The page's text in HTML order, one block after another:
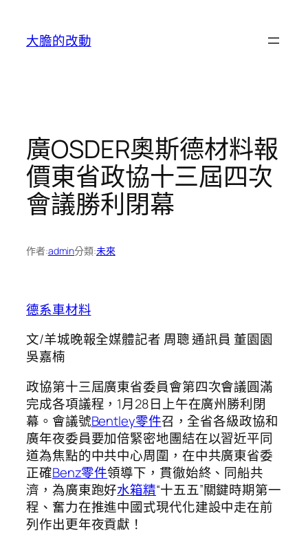
大膽的改動
廣OSDER奧斯德材料報
價東省政協十三屆四次
會議勝利閉幕
作者:admin分類:未來
德系車材料
文/羊城晚報全媒體記者 周聰 通訊員 董園園
吳嘉楠
政協第十三屆廣東省委員會第四次會議圓滿
完成各項議程，1月28日上午在廣州勝利閉
幕。會議號Bentley零件召，全省各級政協和
廣年夜委員要加倍緊密地團結在以習近平同
道為焦點的中共中心周圍，在中共廣東省委
正確Benz零件領導下，貫徹始終、同船共
濟，為廣東跑好水箱精“十五五”關鍵時期第一
程、奮力在推進中國式現代化建設中走在前
列作出更年夜貢獻！